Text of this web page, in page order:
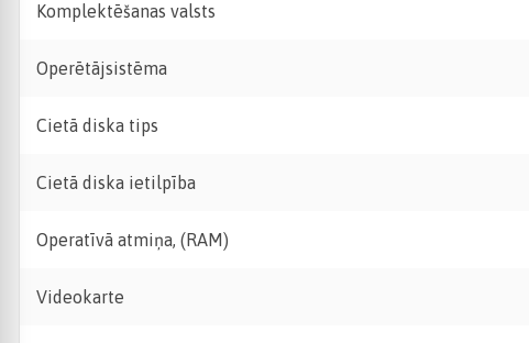
Komplektēšanas valsts
Operētājsistēma
Cietā diska tips
Cietā diska ietilpība
Operatīvā atmiņa, (RAM)
Videokarte